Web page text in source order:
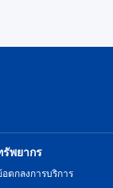
รัพยากร
อตกลงการบริการ